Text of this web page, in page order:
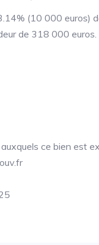
(10 000 euros)
de 318 000 euros.
ce bien est